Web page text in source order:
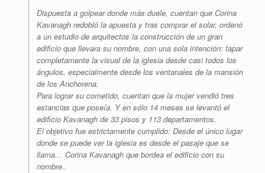
Dispuesta a golpear donde más duele, cuentan que Corina
Kavanagh redobló la apuesta y tras comprar el solar, ordenó
a un estudio de arquitectos la construcción de un gran
edificio que llevara su nombre, con una sola intención: tapar
completamente la visual de la iglesia desde casi todos los
ángulos, especialmente desde los ventanales de la mansión
de los Anchorena.
Para lograr su cometido, cuentan que la mujer vendió tres
estancias que poseía. Y en sólo 14 meses se levantó el
edificio Kavanagh de 33 pisos y 113 departamentos.
El objetivo fue estrictamente cumplido: Desde el único lugar
donde se puede ver la iglesia es desde el pasaje que se
llama… Corina Kavanagh que bordea el edificio con su
nombre..